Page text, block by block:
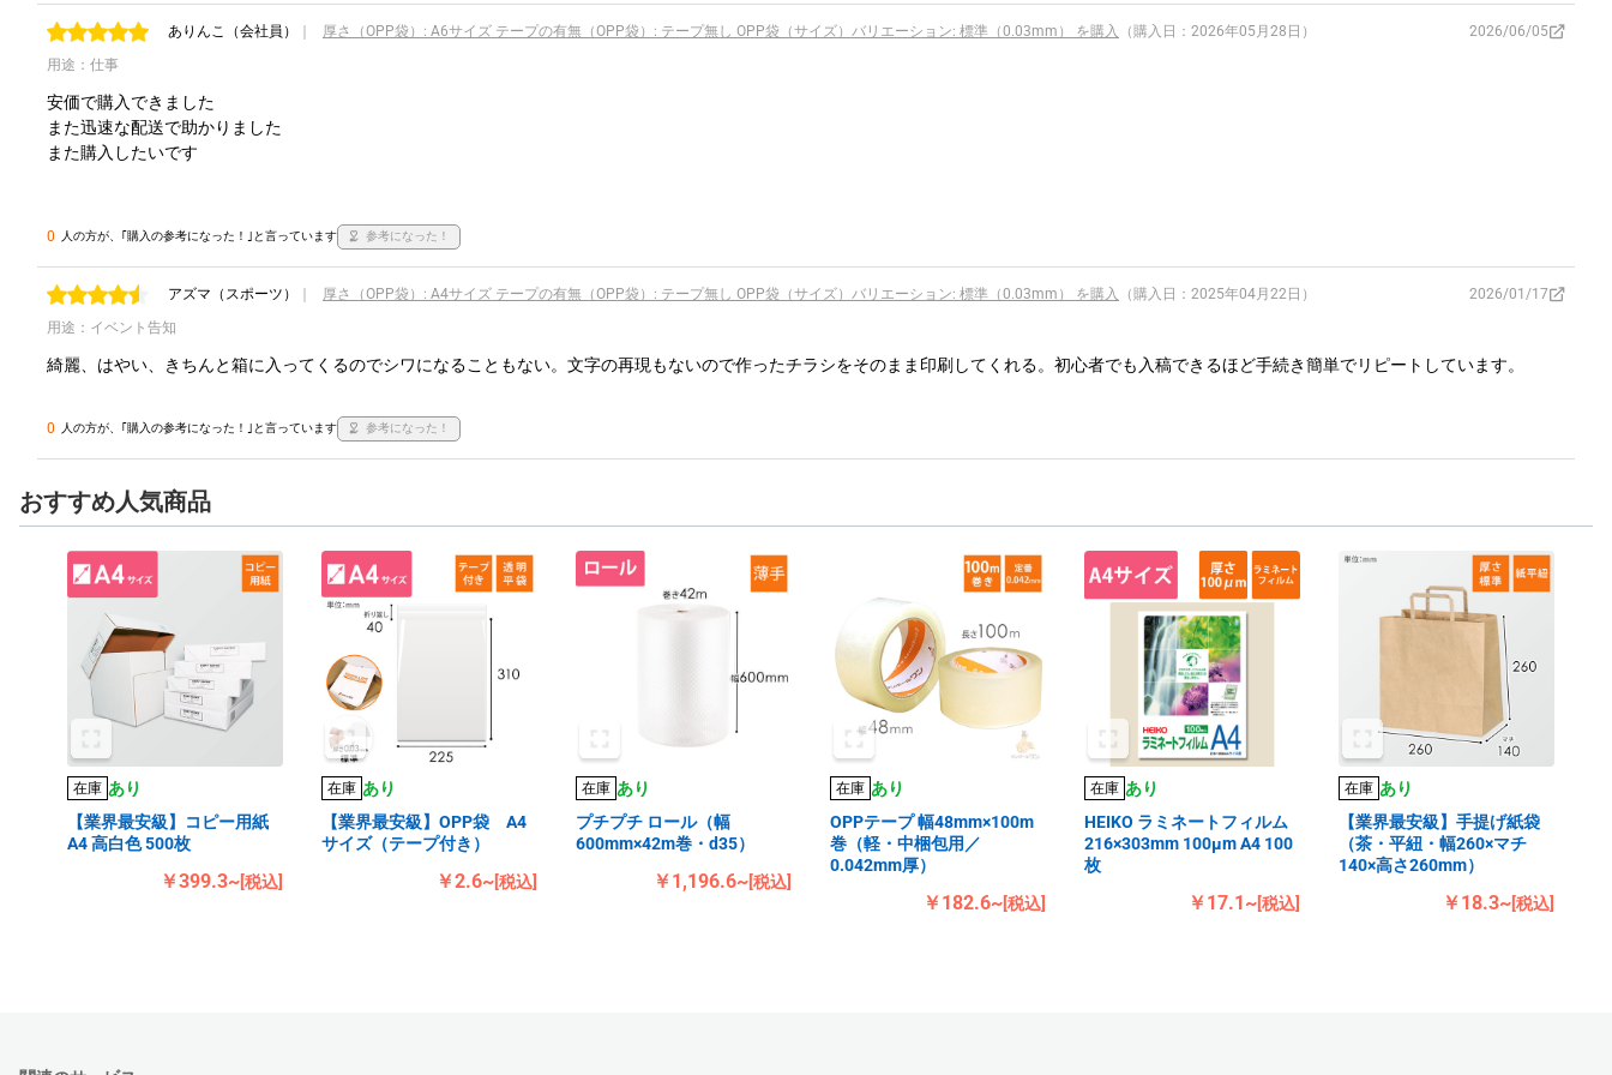
ありんこ （会社員） 厚さ（OPP袋）: A6サイズ テープの有無（OPP袋）: テープ無し OPP袋（サイズ）バリエーション: 標準（0.03mm） を購入 （購入日：2026年05月28日）
2026/06/05
用途：仕事
安価で購入できました
また迅速な配送で助かりました
また購入したいです
0 人の方が、｢購入の参考になった！｣と言っています 参考になった！
アズマ （スポーツ） 厚さ（OPP袋）: A4サイズ テープの有無（OPP袋）: テープ無し OPP袋（サイズ）バリエーション: 標準（0.03mm） を購入 （購入日：2025年04月22日）
2026/01/17
用途：イベント告知
綺麗、はやい、きちんと箱に入ってくるのでシワになることもない。文字の再現もないので作ったチラシをそのまま印刷してくれる。初心者でも入稿できるほど手続き簡単でリピートしています。
0 人の方が、｢購入の参考になった！｣と言っています 参考になった！
おすすめ人気商品
在庫 あり
【業界最安級】コピー用紙
A4 高白色 500枚
￥399.3~[税込]
在庫 あり
【業界最安級】OPP袋 A4
サイズ（テープ付き）
￥2.6~[税込]
在庫 あり
プチプチ ロール（幅
600mm×42m巻・d35）
￥1,196.6~[税込]
在庫 あり
OPPテープ 幅48mm×100m
巻（軽・中梱包用／
0.042mm厚）
￥182.6~[税込]
在庫 あり
HEIKO ラミネートフィルム
216×303mm 100μm A4 100
枚
￥17.1~[税込]
在庫 あり
【業界最安級】手提げ紙袋
（茶・平紐・幅260×マチ
140×高さ260mm）
￥18.3~[税込]